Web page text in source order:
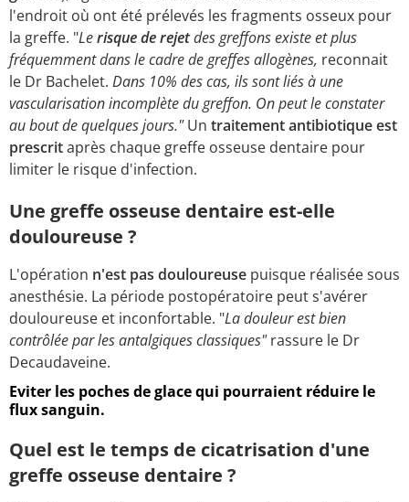
l'endroit où ont été prélevés les fragments osseux pour
la greffe. "Lerisque de rejetdes greffons existe et plus
fréquemment dans le cadre de greffes allogènes, reconnait
le Dr Bachelet. Dans 10% des cas, ils sont liés à une
vascularisation incomplète du greffon. On peut le constater
au bout de quelques jours."Un traitement antibiotique est
prescritaprès chaque greffe osseuse dentaire pour
limiter le risque d'infection.
Une greffe osseuse dentaire est-elle
douloureuse ?
L'opération n'est pas douloureuse puisque réalisée sous
anesthésie. La période postopératoire peut s'avérer
douloureuse et inconfortable. "La douleur est bien
contrôlée par les antalgiques classiques"rassure le Dr
Decaudaveine.
Eviter les poches de glace qui pourraient réduire le
flux sanguin.
Quel est le temps de cicatrisation d'une
greffe osseuse dentaire ?